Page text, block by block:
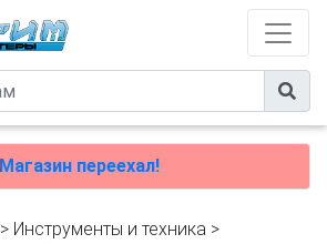
Магазин переехал!
> Инструменты и техника >